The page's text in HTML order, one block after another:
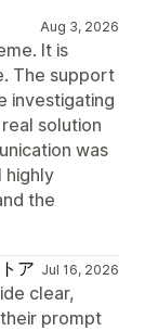
Aug 3, 2026
It is
The support
investigating
solution
was
highly
the
ア Jul 16, 2026
clear,
prompt